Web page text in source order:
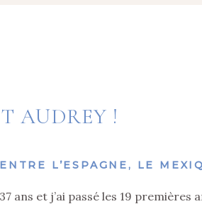
AUDREY !
L’ESPAGNE, LE
ans et j’ai passé les 19 premières